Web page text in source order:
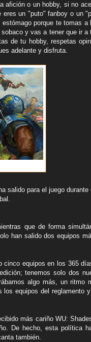
afición o un hobby, si no
un "puto" fanboy o un
porque te tomas a
y vas a tener que ir a
de tu hobby, respetas
adelante y disfruta.
salido para el juego
que de forma
han salido dos equipos
equipos en los 365
tenemos solo dos
algo más, un ritmo
equipos del reglamento
más cariño WU:
De hecho, esta política
también.